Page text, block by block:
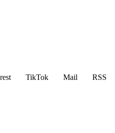
TikTok Mail
RSS